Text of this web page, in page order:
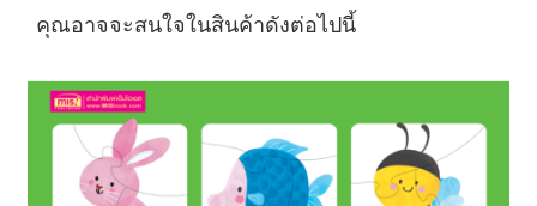
คุณอาจจะสนใจในสินค้าดังต่อไปนี้